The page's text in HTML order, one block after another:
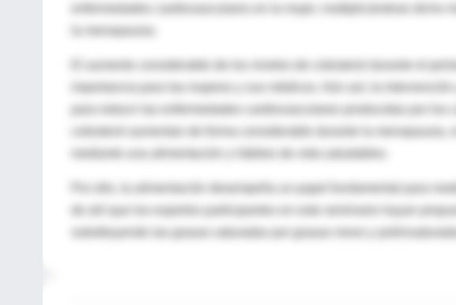
enfermedades cardiovasculares en la mujer, multiplicándose dicho
la menopausia.
importancia para las mujeres y sus médicos. Aún así, la
colesterol aumentan de forma considerable durante la menopausia,
Por ello, la alimentación desempeña un papel fundamental para
de ahí que los expertos participantes en este seminario hayan